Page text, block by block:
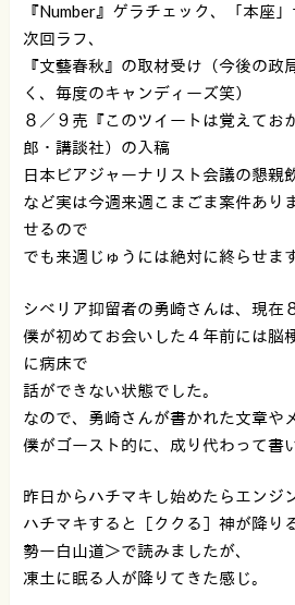
『Number』ゲラチェック、「本座
次回ラフ、
『文藝春秋』の取材受け（今後の
く、毎度のキャンディーズ笑）
８／９売『このツイートは覚えてお
郎・講談社）の入稿
日本ビアジャーナリスト会議の懇親
など実は今週来週こまごま案件あり
せるので
でも来週じゅうには絶対に終らせま
シベリア抑留者の勇崎さんは、現在
僕が初めてお会いした４年前には脳
に病床で
話ができない状態でした。
なので、勇崎さんが書かれた文章や
僕がゴースト的に、成り代わって書
昨日からハチマキし始めたらエンジ
ハチマキすると［ククる］神が降り
勢ー白山道＞で読みましたが、
凍土に眠る人が降りてきた感じ。